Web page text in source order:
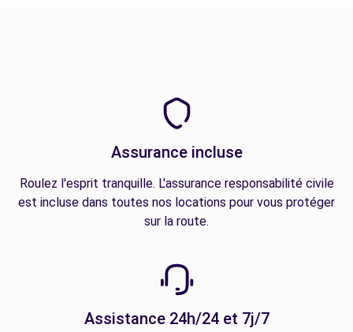
Assurance incluse
Roulez l'esprit tranquille. L'assurance responsabilité civile
est incluse dans toutes nos locations pour vous protéger
sur la route.
Assistance 24h/24 et 7j/7